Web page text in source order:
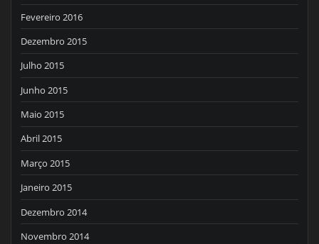
Fevereiro 2016
Dezembro 2015
Julho 2015
Junho 2015
Maio 2015
Abril 2015
Março 2015
Janeiro 2015
Dezembro 2014
Novembro 2014